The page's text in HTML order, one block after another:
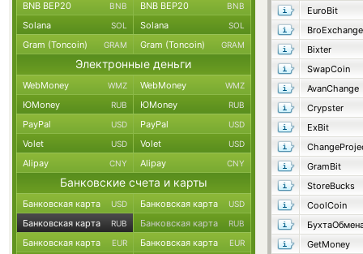
EuroBit
BroExchange
Bixter
SwapCoin
AvanChange
Crypster
ExBit
GramBit
StoreBucks
CoolCoin
GetMoney
BNB BEP20 BNB BNB BEP20 BNB
Solana SOL Solana SOL
Gram (Toncoin) GRAM Gram (Toncoin) GRAM
Электронные деньги
WebMoney WMZ WebMoney WMZ
ЮMoney RUB ЮMoney RUB
PayPal USD PayPal USD
Volet USD Volet USD
Alipay CNY Alipay CNY
Банковские счета и карты
Банковская карта USD Банковская карта USD
Банковская карта RUB Банковская карта RUB
Банковская карта EUR Банковская карта EUR